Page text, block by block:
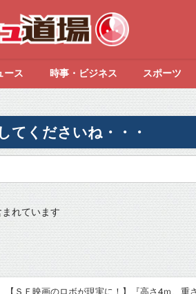
ース 時事・ビジネス スポーツ
てくださいね・・・
れています
【ＳＦ映画のロボが現実に！】『高さ4ｍ、